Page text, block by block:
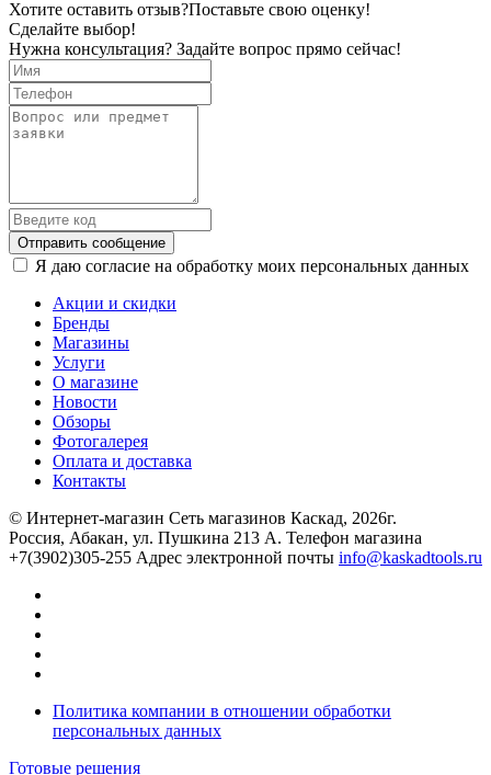
Хотите оставить отзыв?Поставьте свою оценку!
Сделайте выбор!
Нужна консультация? Задайте вопрос прямо сейчас!
Отправить сообщение
Я даю согласие на обработку моих персональных данных
Акции и скидки
Бренды
Магазины
Услуги
О магазине
Новости
Обзоры
Фотогалерея
Оплата и доставка
Контакты
© Интернет-магазин Сеть магазинов Каскад, 2026г.
Россия, Абакан, ул. Пушкина 213 А. Телефон магазина
+7(3902)305-255 Адрес электронной почты info@kaskadtools.ru
Политика компании в отношении обработки
персональных данных
Готовые решения